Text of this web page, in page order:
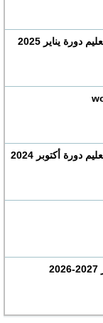
نماذج الإمتحان الكتابي مباراة التعليم دورة يناير 2025
نماذج الإمتحان الكتابي مباراة التعليم دورة أكتوبر 2024